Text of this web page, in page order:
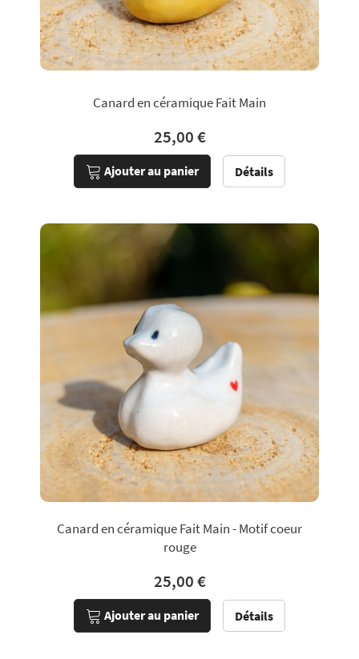
Canard en céramique Fait Main
25,00 €
Ajouter au panier Détails
Canard en céramique Fait Main - Motif coeur
rouge
25,00 €
Ajouter au panier Détails